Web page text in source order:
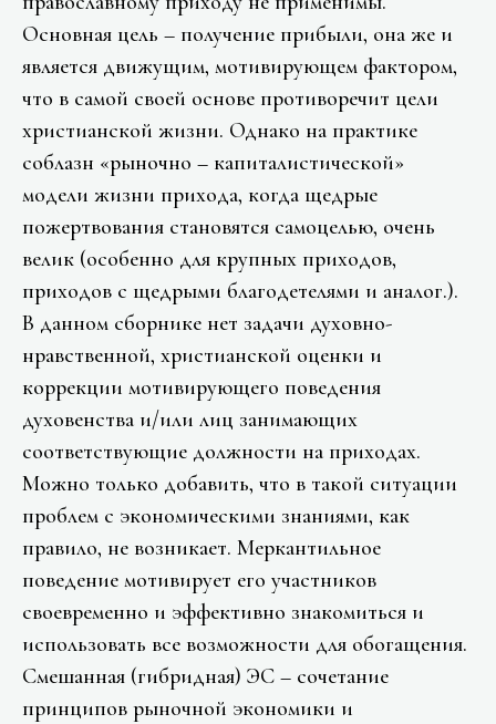
Основная цель – получение прибыли, она же и
является движущим, мотивирующем фактором,
что в самой своей основе противоречит цели
христианской жизни. Однако на практике
соблазн «рыночно – капиталистической»
модели жизни прихода, когда щедрые
пожертвования становятся самоцелью, очень
велик (особенно для крупных приходов,
приходов с щедрыми благодетелями и аналог.).
В данном сборнике нет задачи духовно-
нравственной, христианской оценки и
коррекции мотивирующего поведения
духовенства и/или лиц занимающих
соответствующие должности на приходах.
Можно только добавить, что в такой ситуации
проблем с экономическими знаниями, как
правило, не возникает. Меркантильное
поведение мотивирует его участников
своевременно и эффективно знакомиться и
использовать все возможности для обогащения.
Смешанная (гибридная) ЭС – сочетание
принципов рыночной экономики и